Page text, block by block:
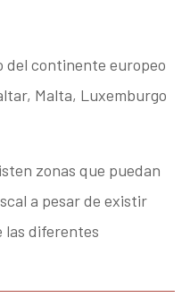
del continente europeo
Malta, Luxemburgo
zonas que puedan
a pesar de existir
las diferentes